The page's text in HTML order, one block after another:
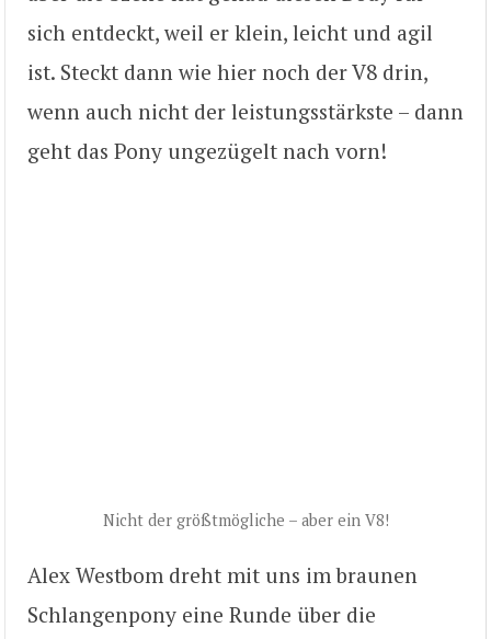
sich entdeckt, weil er klein, leicht und agil
ist. Steckt dann wie hier noch der V8 drin,
wenn auch nicht der leistungsstärkste – dann
geht das Pony ungezügelt nach vorn!
Nicht der größtmögliche – aber ein V8!
Alex Westbom dreht mit uns im braunen
Schlangenpony eine Runde über die